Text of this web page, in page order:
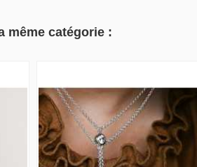
même catégorie :